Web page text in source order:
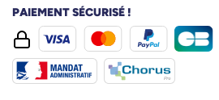
PAIEMENT SÉCURISÉ !